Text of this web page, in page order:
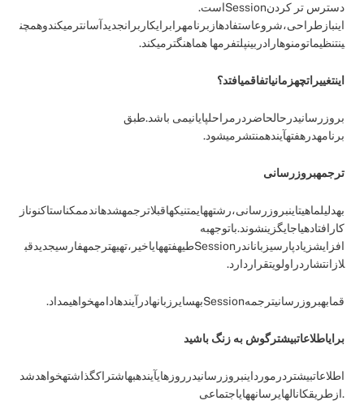
دسترس تر کردنSessionاست.
اینبازطراحی،شروعاستفادهازبرنامهرابرایکاربرانجدیدآسانترمیکندوهمچن
ینتنظیماتومنوهارادربینپلتفرمها هماهنگترمیکند.
اینتغییراتچهزمانیاتفاقمیافتد؟
بروزرسانیدرحالحاضردرمراحلپایانیمی باشد.طبق
برنامهدرهفتهآیندهمنتشرمیشود.
ترجمهبروزرسانی
بهدلیلماهیتاینبروزرسانی،رشتههایمتنیکهاقبلاترجمهشدهاندممکناستاکنوناز
کارافتادهیاجایگزینشوند.باتوجهبه
افزایشزیادپارسیزباناندرSessionطیهفتههایاخیر،تهیهترجمهفارسیجدیدقب
لازانتشاردراولویتقراردارد.
قمابهبروزرسانیترجمهSessionبهسایرزبانهادرآیندهادامهخواهیمداد.
برایاطلاعاتبیشترگوش به زنگ باشید
اطلاعاتبیشتردرمورداینبروزرسانیدرروزهایآیندهبهاشتراکگذاشتهخواهدشد
.ازطریقکانالهایرسانههایاجتماعی